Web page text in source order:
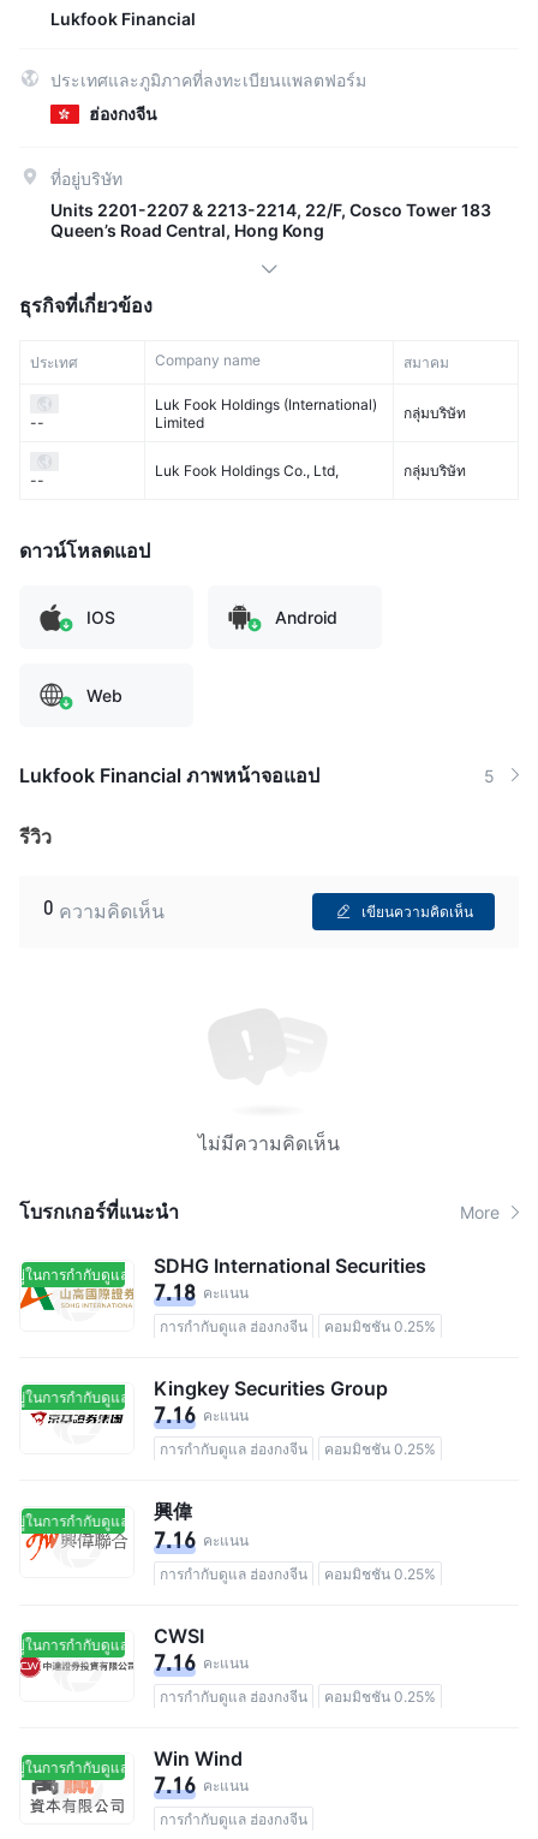
Lukfook Financial
ประเทศและภูมิภาคที่ลงทะเบียนแพลตฟอร์ม
ฮ่องกงจีน
ที่อยู่บริษัท
Units 2201-2207 & 2213-2214, 22/F, Cosco Tower 183
Queen’s Road Central, Hong Kong
ธุรกิจที่เกี่ยวข้อง
ประเทศ Company name สมาคม
--
Luk Fook Holdings (International)
Limited
กลุ่มบริษัท
--
Luk Fook Holdings Co., Ltd, กลุ่มบริษัท
ดาวน์โหลดแอป
IOS Android
Web
Lukfook Financial ภาพหน้าจอแอป 5
รีวิว
0 ความคิดเห็น เขียนความคิดเห็น
ไม่มีความคิดเห็น
โบรกเกอร์ที่แนะนํา More
อยู่ในการกำกับดูแล อยู่ในการกำกับดูแล
SDHG International Securities
7.18 คะแนน
การกำกับดูแล ฮ่องกงจีน
คอมมิชชัน 0.25%
อยู่ในการกำกับดูแล อยู่ในการกำกับดูแล
Kingkey Securities Group
7.16 คะแนน
การกำกับดูแล ฮ่องกงจีน
คอมมิชชัน 0.25%
อยู่ในการกำกับดูแล อยู่ในการกำกับดูแล
興偉
7.16 คะแนน
การกำกับดูแล ฮ่องกงจีน
คอมมิชชัน 0.25%
อยู่ในการกำกับดูแล อยู่ในการกำกับดูแล
CWSI
7.16 คะแนน
การกำกับดูแล ฮ่องกงจีน
คอมมิชชัน 0.25%
อยู่ในการกำกับดูแล อยู่ในการกำกับดูแล
Win Wind
7.16 คะแนน
การกำกับดูแล ฮ่องกงจีน